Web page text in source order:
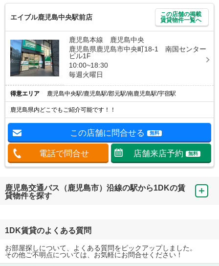
エイブル鹿児島中央駅前店
この店舗の掲載
賃貸物件一覧へ
鹿児島本線 鹿児島中央
鹿児島県鹿児島市中央町18-1 南国センター
ビル1F
10:00~18:30
毎週火曜日
得意エリア 鹿児島中央駅/鹿児島駅/郡元駅/南鹿児島駅/宇宿駅
鹿児島県内どこでもご紹介可能です！！
この店舗に問合せる 無料
電話で問合せ 店舗来店予約 無料
鹿児島交通バス（鹿児島市）沿線の駅から1DKの賃
貸物件を探す
1DK賃貸のよくある質問
お部屋探しについて、よくある質問をピックアップしました。
その他ご不明点については、お気軽にお問合せください！